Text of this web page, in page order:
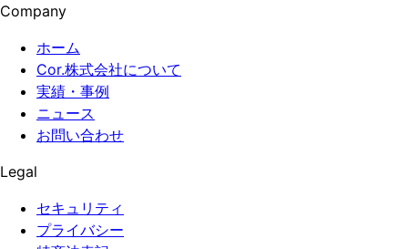
Company
ホーム
Cor.株式会社について
実績・事例
ニュース
お問い合わせ
Legal
セキュリティ
プライバシー